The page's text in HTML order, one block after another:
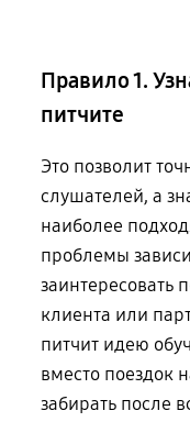
Правило 1.
питчите
Это позволит
слушателей, а
наиболее
проблемы
заинтересовать
клиента или
питчит идею
вместо поездок
забирать после